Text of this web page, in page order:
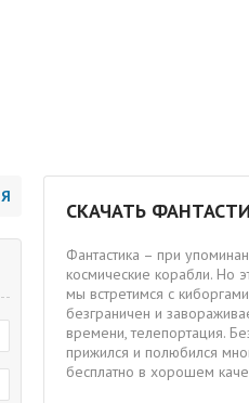
СКАЧАТЬ
Фантастика – при
космические корабли. Но
мы встретимся с
безграничен и
времени, телепортация.
прижился и полюбился
бесплатно в хорошем
Я